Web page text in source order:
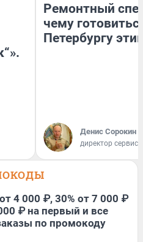
Ремонтный
чему
Петербургу
Денис Сорокин
директор
4 000 ₽, 30% от 7 000 ₽
₽ на первый и все
по промокоду